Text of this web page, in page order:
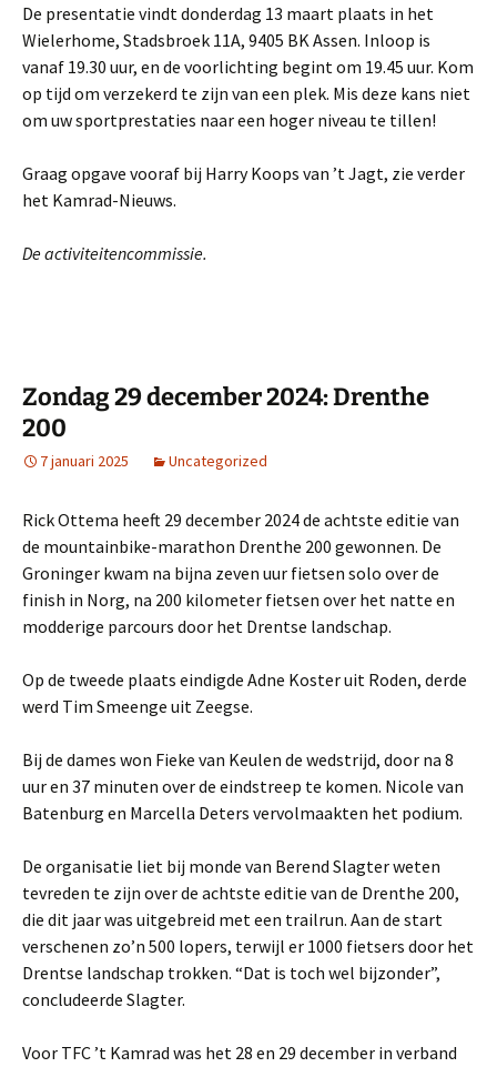
De presentatie vindt donderdag 13 maart plaats in het
Wielerhome, Stadsbroek 11A, 9405 BK Assen. Inloop is
vanaf 19.30 uur, en de voorlichting begint om 19.45 uur. Kom
op tijd om verzekerd te zijn van een plek. Mis deze kans niet
om uw sportprestaties naar een hoger niveau te tillen!
Graag opgave vooraf bij Harry Koops van ’t Jagt, zie verder
het Kamrad-Nieuws.
De activiteitencommissie.
Zondag 29 december 2024: Drenthe
200
7 januari 2025 Uncategorized
Rick Ottema heeft 29 december 2024 de achtste editie van
de mountainbike-marathon Drenthe 200 gewonnen. De
Groninger kwam na bijna zeven uur fietsen solo over de
finish in Norg, na 200 kilometer fietsen over het natte en
modderige parcours door het Drentse landschap.
Op de tweede plaats eindigde Adne Koster uit Roden, derde
werd Tim Smeenge uit Zeegse.
Bij de dames won Fieke van Keulen de wedstrijd, door na 8
uur en 37 minuten over de eindstreep te komen. Nicole van
Batenburg en Marcella Deters vervolmaakten het podium.
De organisatie liet bij monde van Berend Slagter weten
tevreden te zijn over de achtste editie van de Drenthe 200,
die dit jaar was uitgebreid met een trailrun. Aan de start
verschenen zo’n 500 lopers, terwijl er 1000 fietsers door het
Drentse landschap trokken. “Dat is toch wel bijzonder”,
concludeerde Slagter.
Voor TFC ’t Kamrad was het 28 en 29 december in verband